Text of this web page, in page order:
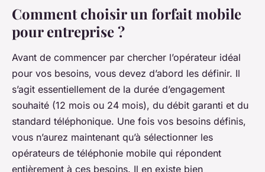
Comment choisir un forfait mobile
pour entreprise ?
Avant de commencer par chercher l’opérateur idéal
pour vos besoins, vous devez d’abord les définir. Il
s’agit essentiellement de la durée d’engagement
souhaité (12 mois ou 24 mois), du débit garanti et du
standard téléphonique. Une fois vos besoins définis,
vous n’aurez maintenant qu’à sélectionner les
opérateurs de téléphonie mobile qui répondent
entièrement à ces besoins. Il en existe bien